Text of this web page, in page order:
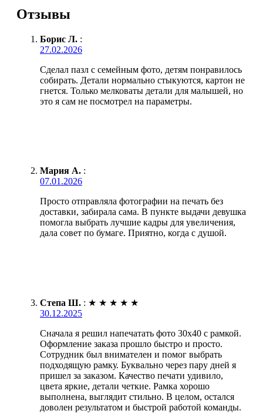
Отзывы
Борис Л. :
27.02.2026
Сделал пазл с семейным фото, детям понравилось
собирать. Детали нормально стыкуются, картон не
гнется. Только мелковаты детали для малышей, но
это я сам не посмотрел на параметры.
Мария А. :
07.01.2026
Просто отправляла фотографии на печать без
доставки, забирала сама. В пункте выдачи девушка
помогла выбрать лучшие кадры для увеличения,
дала совет по бумаге. Приятно, когда с душой.
Степа Ш. : ★ ★ ★ ★ ★
30.12.2025
Сначала я решил напечатать фото 30х40 с рамкой.
Оформление заказа прошло быстро и просто.
Сотрудник был внимателен и помог выбрать
подходящую рамку. Буквально через пару дней я
пришел за заказом. Качество печати удивило,
цвета яркие, детали четкие. Рамка хорошо
выполнена, выглядит стильно. В целом, остался
доволен результатом и быстрой работой команды.